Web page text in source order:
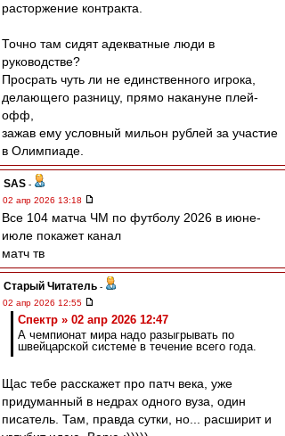
расторжение контракта.
Точно там сидят адекватные люди в
руководстве?
Просрать чуть ли не единственного игрока,
делающего разницу, прямо накануне плей-
офф,
зажав ему условный мильон рублей за участие
в Олимпиаде.
SAS -
02 апр 2026 13:18
Все 104 матча ЧМ по футболу 2026 в июне-
июле покажет канал
матч тв
Старый Читатель -
02 апр 2026 12:55
Спектр » 02 апр 2026 12:47
А чемпионат мира надо разыгрывать по
швейцарской системе в течение всего года.
Щас тебе расскажет про патч века, уже
придуманный в недрах одного вуза, один
писатель. Там, правда сутки, но... расширит и